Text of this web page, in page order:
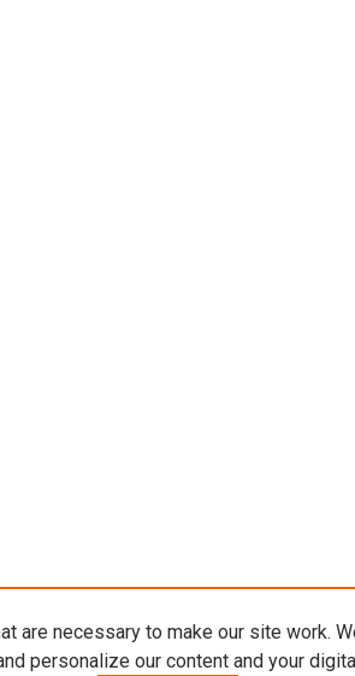
are necessary to make our site work.
personalize our content and your